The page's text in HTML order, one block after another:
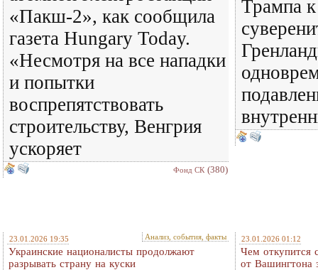
«Пакш-2», как сообщила
газета Hungary Today.
«Несмотря на все нападки
и попытки
воспрепятствовать
строительству, Венгрия
ускоряет
Фонд СК (380)
Трампа
23.01.2026 19:35 Анализ, события, факты
Украинские националисты продолжают
разрывать страну на куски
23.01.2026 01:12
Чем откупится
от Вашингтона